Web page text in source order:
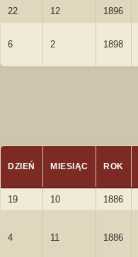
22 12 1896
6 2 1898
DZIEŃ MIESIĄC ROK
19 10 1886
4 11 1886